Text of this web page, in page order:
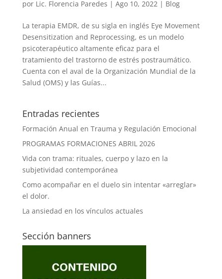
por Lic. Florencia Paredes | Ago 10, 2022| Blog
La terapia EMDR, de su sigla en inglés Eye Movement
Desensitization and Reprocessing, es un modelo
psicoterapéutico altamente eficaz para el
tratamiento del trastorno de estrés postraumático.
Cuenta con el aval de la Organización Mundial de la
Salud (OMS) y las Guías...
Entradas recientes
Formación Anual en Trauma y Regulación Emocional
PROGRAMAS FORMACIONES ABRIL 2026
Vida con trama: rituales, cuerpo y lazo en la
subjetividad contemporánea
Como acompañar en el duelo sin intentar «arreglar»
el dolor.
La ansiedad en los vínculos actuales
Sección banners